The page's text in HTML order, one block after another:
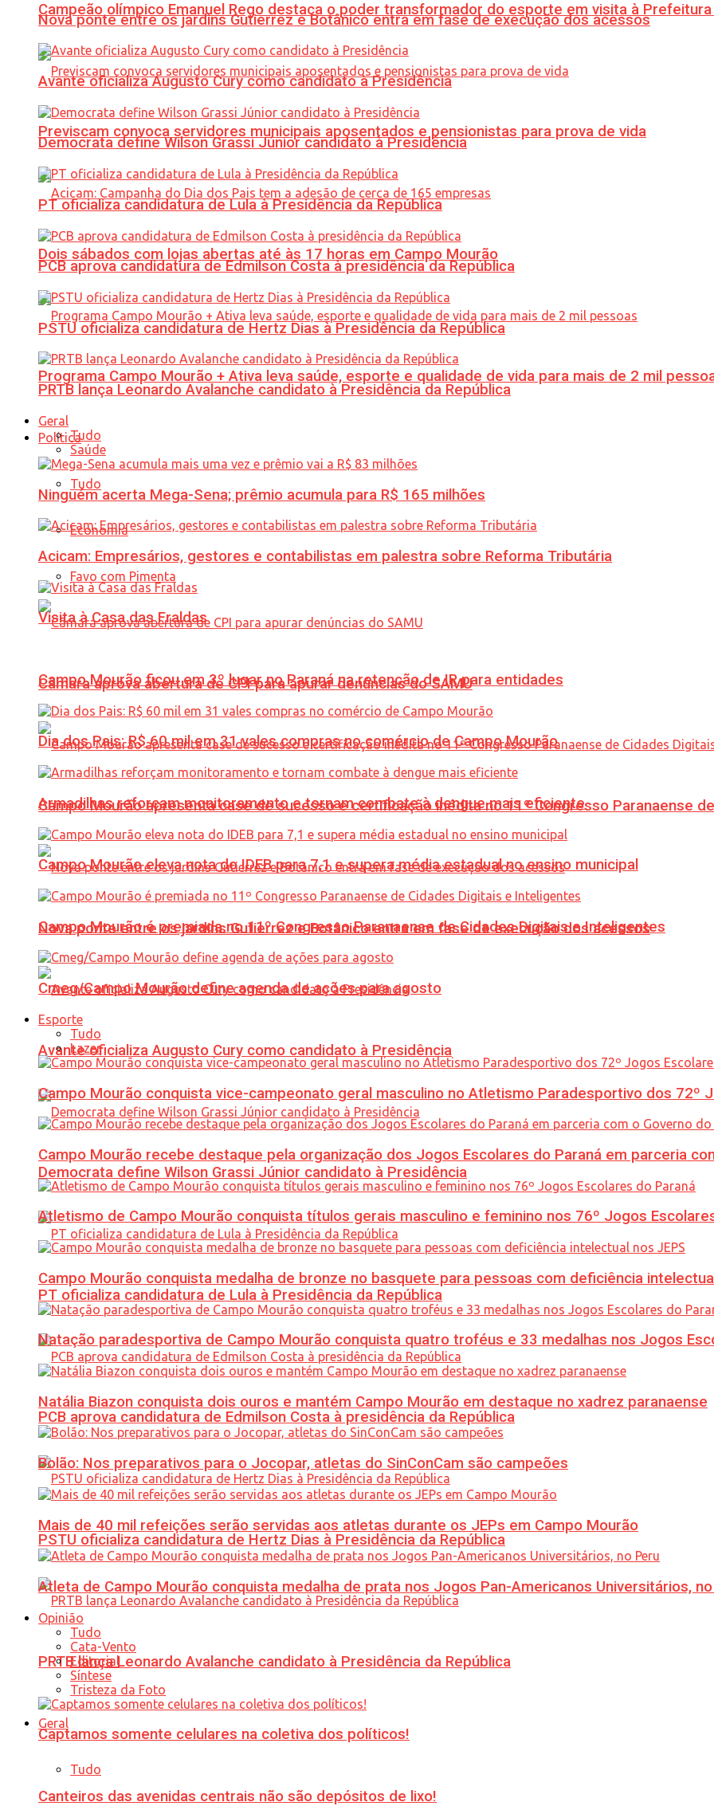
Campeão olímpico Emanuel Rego destaca o poder transformador do esporte em visita à
Previscam convoca servidores municipais aposentados e pensionistas para prova de vida
Dois sábados com lojas abertas até às 17 horas em Campo Mourão
Programa Campo Mourão + Ativa leva saúde, esporte e qualidade de vida para mais de 2 mil
Política
Tudo
Economia
Favo com Pimenta
Câmara aprova abertura de CPI para apurar denúncias do SAMU
Campo Mourão apresenta case de sucesso e certificação inédita no 11º Congresso Paranaense
Nova ponte entre os jardins Gutierrez e Botânico entra em fase de execução dos acessos
Avante oficializa Augusto Cury como candidato à Presidência
Democrata define Wilson Grassi Júnior candidato à Presidência
PT oficializa candidatura de Lula à Presidência da República
PCB aprova candidatura de Edmilson Costa à presidência da República
PSTU oficializa candidatura de Hertz Dias à Presidência da República
PRTB lança Leonardo Avalanche candidato à Presidência da República
Geral
Tudo
Nova ponte entre os jardins Gutierrez e Botânico entra em fase de execução dos acessos
Avante oficializa Augusto Cury como candidato à Presidência
Democrata define Wilson Grassi Júnior candidato à Presidência
PT oficializa candidatura de Lula à Presidência da República
PCB aprova candidatura de Edmilson Costa à presidência da República
PSTU oficializa candidatura de Hertz Dias à Presidência da República
PRTB lança Leonardo Avalanche candidato à Presidência da República
Geral
Tudo
Saúde
Ninguém acerta Mega-Sena; prêmio acumula para R$ 165 milhões
Acicam: Empresários, gestores e contabilistas em palestra sobre Reforma Tributária
Visita à Casa das Fraldas
Campo Mourão ficou em 3º lugar no Paraná na retenção de IR para entidades
Dia dos Pais: R$ 60 mil em 31 vales compras no comércio de Campo Mourão
Armadilhas reforçam monitoramento e tornam combate à dengue mais eficiente
Campo Mourão eleva nota do IDEB para 7,1 e supera média estadual no ensino municipal
Campo Mourão é premiada no 11º Congresso Paranaense de Cidades Digitais e Inteligentes
Cmeg/Campo Mourão define agenda de ações para agosto
Esporte
Tudo
Lazer
Campo Mourão conquista vice-campeonato geral masculino no Atletismo Paradesportivo dos 72º
Campo Mourão recebe destaque pela organização dos Jogos Escolares do Paraná em parceria
Atletismo de Campo Mourão conquista títulos gerais masculino e feminino nos 76º Jogos
Campo Mourão conquista medalha de bronze no basquete para pessoas com deficiência
Natação paradesportiva de Campo Mourão conquista quatro troféus e 33 medalhas nos Jogos
Natália Biazon conquista dois ouros e mantém Campo Mourão em destaque no xadrez paranaense
Bolão: Nos preparativos para o Jocopar, atletas do SinConCam são campeões
Mais de 40 mil refeições serão servidas aos atletas durante os JEPs em Campo Mourão
Atleta de Campo Mourão conquista medalha de prata nos Jogos Pan-Americanos Universitários,
Opinião
Tudo
Cata-Vento
Editorial
Síntese
Tristeza da Foto
Captamos somente celulares na coletiva dos políticos!
Canteiros das avenidas centrais não são depósitos de lixo!